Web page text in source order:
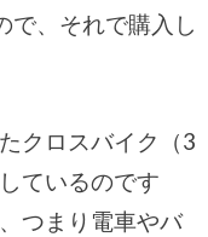
で、それで購入し
クロスバイク（3
ているのです
つまり電車やバ